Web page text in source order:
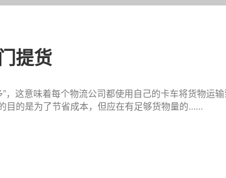
提货
，这意味着每个物流公司都使用自己的卡车将货物运
的是为了节省成本，但应在有足够货物量的......